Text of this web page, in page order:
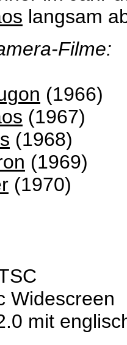
langsam
Filme:
(1966)
(1967)
(1968)
(1969)
(1970)
Widescreen
mit